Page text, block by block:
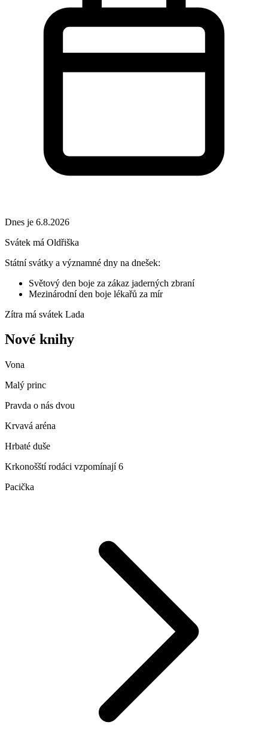
Dnes je 6.8.2026
Svátek má Oldřiška
Státní svátky a významné dny na dnešek:
Světový den boje za zákaz jaderných zbraní
Mezinárodní den boje lékařů za mír
Zítra má svátek Lada
Nové knihy
Vona
Malý princ
Pravda o nás dvou
Krvavá aréna
Hrbaté duše
Krkonošští rodáci vzpomínají 6
Pacička